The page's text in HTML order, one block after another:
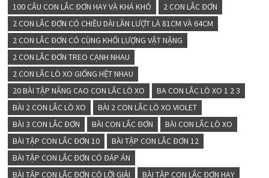
100 CÂU CON LẮC ĐƠN HAY VÀ KHÁ KHÓ
2 CON LẮC ĐƠN
2 CON LẮC ĐƠN CÓ CHIỀU DÀI LẦN LƯỢT LÀ 81CM VÀ 64CM
2 CON LẮC ĐƠN CÓ CÙNG KHỐI LƯỢNG VẬT NẶNG
2 CON LẮC ĐƠN TREO CẠNH NHAU
2 CON LẮC LÒ XO GIỐNG HỆT NHAU
20 BÀI TẬP NÂNG CAO CON LẮC LÒ XO
BA CON LẮC LÒ XO 1 2 3
BÀI 2 CON LẮC LÒ XO
BÀI 2 CON LẮC LÒ XO VIOLET
BÀI 3 CON LẮC ĐƠN
BÀI CON LẮC ĐƠN
BÀI CON LẮC LÒ XO
BÀI TẬP CON LẮC ĐƠN 10
BÀI TẬP CON LẮC ĐƠN 12
BÀI TẬP CON LẮC ĐƠN CÓ ĐÁP ÁN
BÀI TẬP CON LẮC ĐƠN CÓ LỜI GIẢI
BÀI TẬP CON LẮC ĐƠN HAY